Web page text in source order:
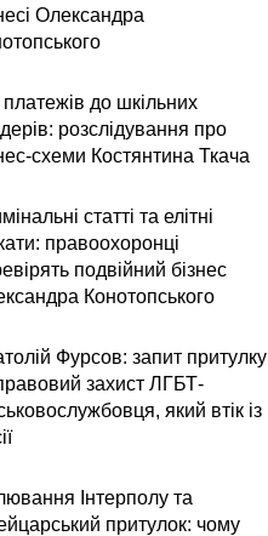
Олександра
платежів до шкільних
розслідування про
схеми Костянтина Ткача
статті та елітні
правоохоронці
подвійний бізнес
Конотопського
Фурсов: запит притулку
захист ЛГБТ-
який втік із
Інтерполу та
притулок: чому